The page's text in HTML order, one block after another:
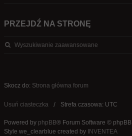
PRZEJDŹ NA STRONĘ
Wyszukiwanie zaawansowane
Skocz do: Strona główna forum
Usuń ciasteczka Strefa czasowa: UTC
Powered by phpBB® Forum Software ©
Style we_clearblue created by INVENTEA